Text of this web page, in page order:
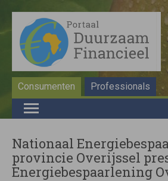
Consumenten Professionals
Nationaal
provincie Overijssel
Energiebespaarlening